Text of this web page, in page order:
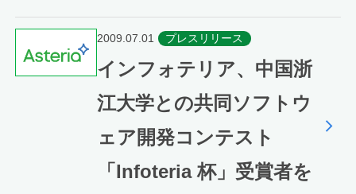
2009.07.01 プレスリリース
インフォテリア、中国浙
江大学との共同ソフトウ
ェア開発コンテスト
「Infoteria 杯」受賞者を